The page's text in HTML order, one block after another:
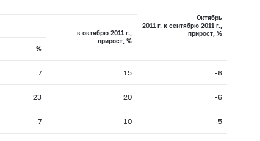
Октябрь
2011 г. к сентябрю 2011 г.,
прирост, %
к октябрю 2011 г.,
прирост, %
%
7 15 -6
23 20 -6
7 10 -5